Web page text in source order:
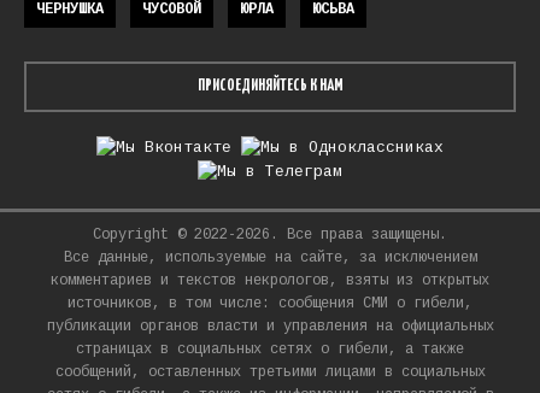
ЧЕРНУШКА ЧУСОВОЙ ЮРЛА ЮСЬВА
ПРИСОЕДИНЯЙТЕСЬ К НАМ
Copyright © 2022-2026. Все права защищены.
Все данные, используемые на сайте, за исключением
комментариев и текстов некрологов, взяты из открытых
источников, в том числе: сообщения СМИ о гибели,
публикации органов власти и управления на официальных
страницах в социальных сетях о гибели, а также
сообщений, оставленных третьими лицами в социальных